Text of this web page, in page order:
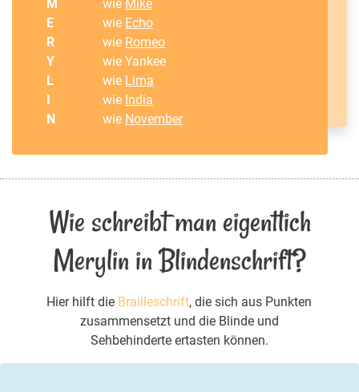
M wie Mike
E
wie Echo
R
wie Romeo
Y
wie Yankee
L
wie Lima
wie India
N
wie November
Wie schreibt man eigentlich
Merylin in Blindenschrift?
Hier hilft die Brailleschrift, die sich aus Punkten
zusammensetzt und die Blinde und
Sehbehinderte ertasten können.